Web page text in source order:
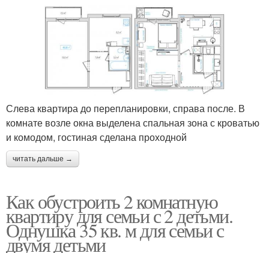
Слева квартира до перепланировки, справа после. В
комнате возле окна выделена спальная зона с кроватью
и комодом, гостиная сделана проходной
читать дальше →
Как обустроить 2 комнатную
квартиру для семьи с 2 детьми.
Однушка 35 кв. м для семьи с
двумя детьми